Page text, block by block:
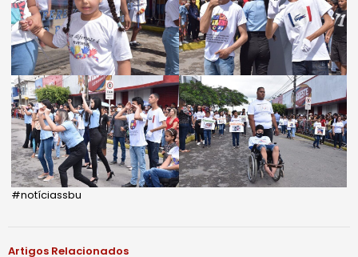
#notíciassbu
Artigos Relacionados